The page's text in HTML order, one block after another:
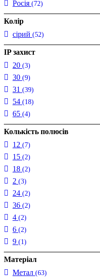
Росія (72)
Колір
сірий (52)
IP захист
20 (3)
30 (9)
31 (39)
54 (18)
65 (4)
Колькість полюсів
12 (7)
15 (2)
18 (2)
2 (3)
24 (2)
36 (2)
4 (2)
6 (2)
9 (1)
Матеріал
Метал (63)